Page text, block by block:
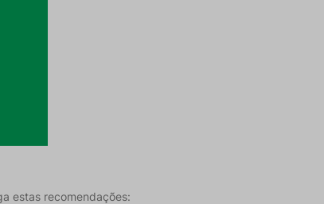
estas recomendações: